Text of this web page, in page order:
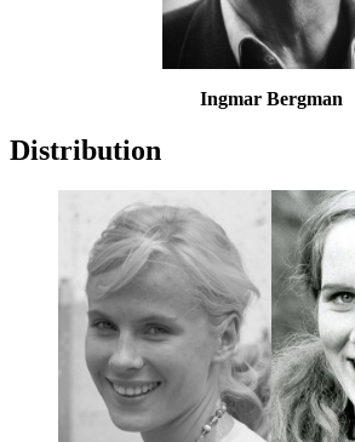
Ingmar Bergman
Distribution